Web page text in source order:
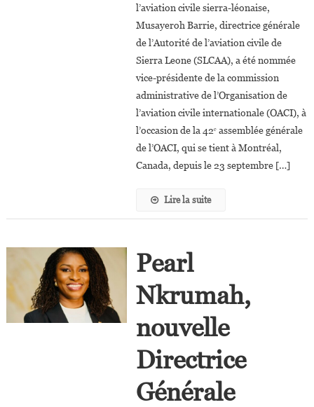
Musayeroh
Barrie,35
Ans,la
Plus
Jeune
Directrice
Générale
Au
l’aviation civile sierra-léonaise,
Musayeroh Barrie, directrice générale
de l’Autorité de l’aviation civile de
Sierra Leone (SLCAA), a été nommée
vice-présidente de la commission
administrative de l’Organisation de
l’aviation civile internationale (OACI), à
l’occasion de la 42ᵉ assemblée générale
de l’OACI, qui se tient à Montréal,
Canada, depuis le 23 septembre […]
Lire la suite
Pearl
Nkrumah,
nouvelle
Directrice
Générale